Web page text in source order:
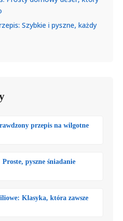
Szybkie i pyszne, każdy
przepis na wilgotne
pyszne śniadanie
Klasyka, która zawsze